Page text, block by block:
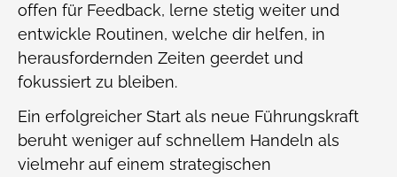
offen für Feedback, lerne stetig weiter und
entwickle Routinen, welche dir helfen, in
herausfordernden Zeiten geerdet und
fokussiert zu bleiben.
Ein erfolgreicher Start als neue Führungskraft
beruht weniger auf schnellem Handeln als
vielmehr auf einem strategischen